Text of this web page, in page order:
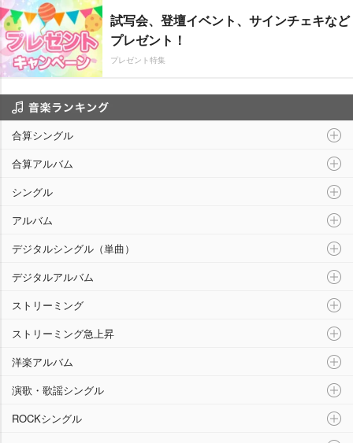
試写会、登壇イベント、サインチェキなど
プレゼント！
プレゼント特集
合算シングル
合算アルバム
シングル
アルバム
デジタルシングル（単曲）
デジタルアルバム
ストリーミング
ストリーミング急上昇
洋楽アルバム
演歌・歌謡シングル
ROCKシングル